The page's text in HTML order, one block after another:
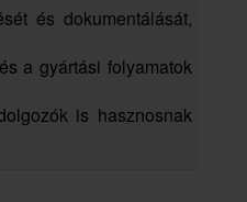
és dokumentálását,
a gyártási folyamatok
is hasznosnak